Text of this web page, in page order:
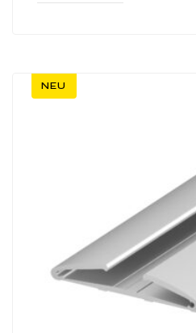
NEU